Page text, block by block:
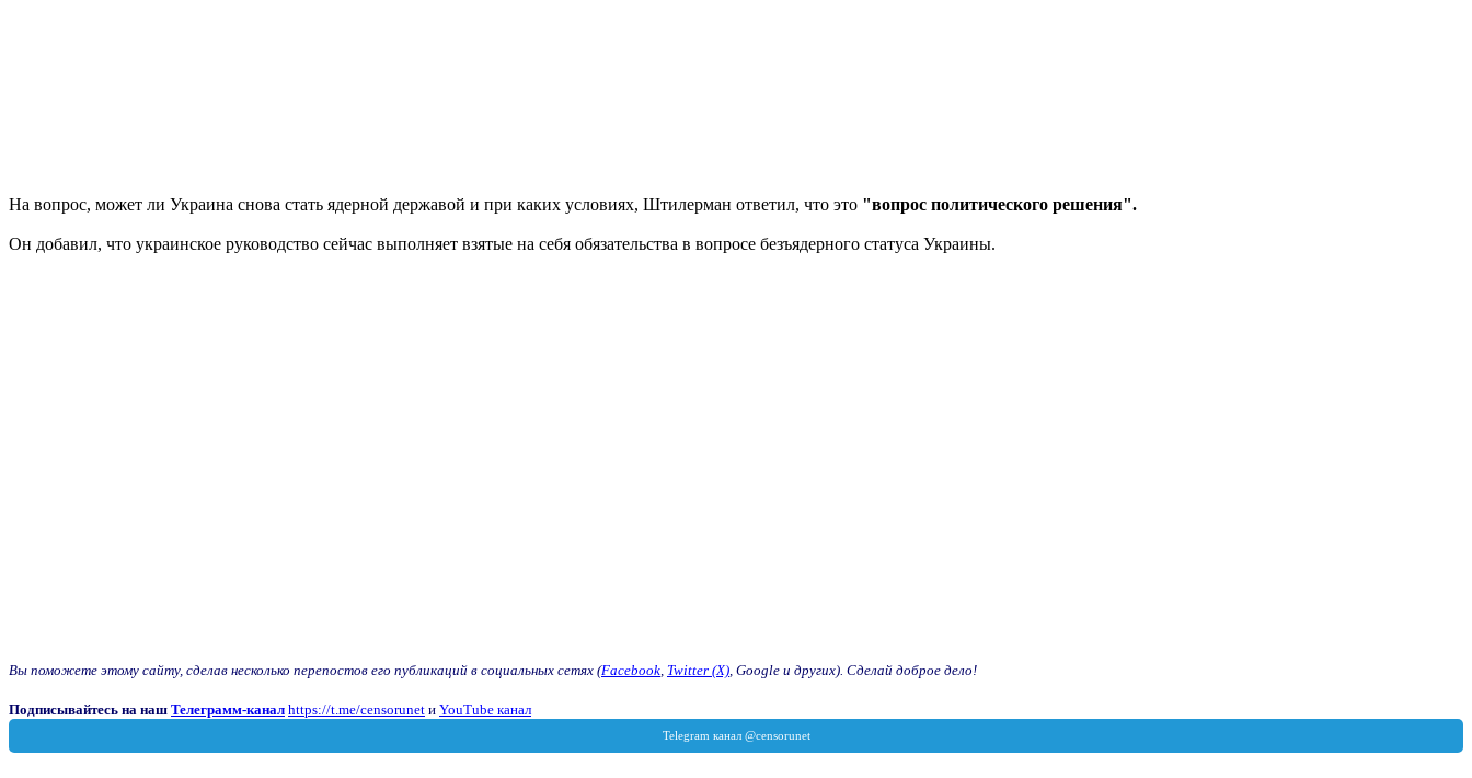
На вопрос, может ли Украина снова стать ядерной державой и при каких условиях, Штилерман ответил, что это "вопрос политического решения".
Он добавил, что украинское руководство сейчас выполняет взятые на себя обязательства в вопросе безъядерного статуса Украины.
Вы поможете этому сайту, сделав несколько перепостов его публикаций в социальных сетях (Facebook Twitter (X) , Google и других). Сделай доброе дело!
Подписывайтесь на наш Телеграмм-канал https://t.me/censorunet и YouTube канал